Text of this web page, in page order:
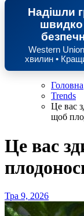
Надішли
швидко
Western
хвилин •
Головна
Trends
Це вас
щоб
Це вас
Тра 9, 2026